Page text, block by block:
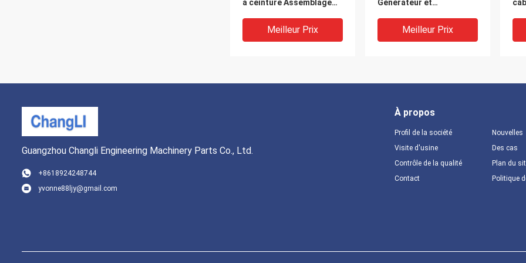
à ceinture Assemblage
Meilleur Prix
Générateur et
XINCHAIMeilleur Prix
Guangzhou Changli Engineering Machinery Parts Co., Ltd.
+8618924248744
yvonne88ljy@gmail.com
À propos
Profil de la société
Visite d'usine
Contrôle de la qualité
Contact
Nouvelles
Des cas
Plan du
Politique